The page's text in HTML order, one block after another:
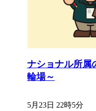
ナショナル所属
輪場～
5月23日 22時5分